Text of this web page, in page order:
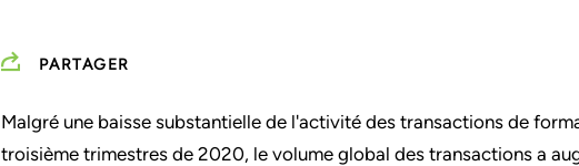
PARTAGER
Malgré une baisse substantielle de l'activité des transactions de
troisième trimestres de 2020, le volume global des transactions a